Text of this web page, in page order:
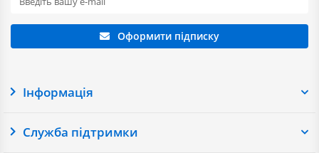
Оформити підписку
Інформація
Служба підтримки